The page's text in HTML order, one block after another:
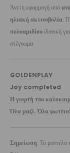
Άνετη εφαρμογή από
ηλιακή ακτινοβολία.
πολυαμιδίου ιδανική
στέγνωμα.
GOLDENPLAY
Joy completed
Η γιορτή του
Όλα μαζί. Όλα
Σημείωση: Το μοντέλο